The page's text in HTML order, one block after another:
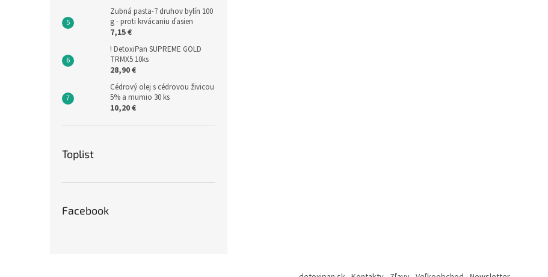
Zubná pasta-7 druhov bylín 100
g - proti krvácaniu ďasien
7,15 €
! DetoxiPan SUPREME GOLD
TRMX5 10ks
28,90 €
Cédrový olej s cédrovou živicou
5% a mumio 30 ks
10,20 €
Toplist
Facebook